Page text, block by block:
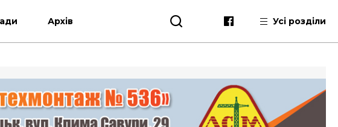
Архів Усі розділи